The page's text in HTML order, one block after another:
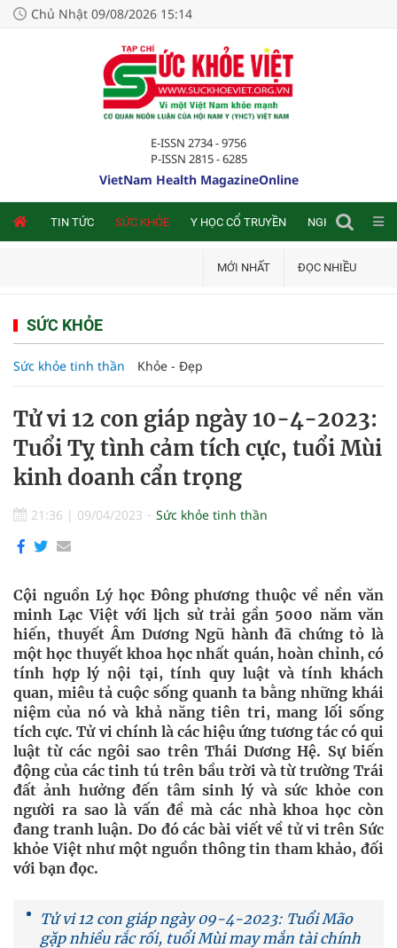
Chủ Nhật 09/08/2026 15:14
E-ISSN 2734 - 9756
P-ISSN 2815 - 6285
VietNam Health MagazineOnline
TIN TỨC SỨC KHỎE Y HỌC CỔ TRUYỀN NGHIÊN CỨU
MỚI NHẤT ĐỌC NHIỀU
SỨC KHỎE
Sức khỏe tinh thần Khỏe - Đẹp
Tử vi 12 con giáp ngày 10-4-2023:
Tuổi Tỵ tình cảm tích cực, tuổi Mùi
kinh doanh cẩn trọng
21:36 | 09/04/2023 Sức khỏe tinh thần
Cội nguồn Lý học Đông phương thuộc về nền văn
minh Lạc Việt với lịch sử trải gần 5000 năm văn
hiến, thuyết Âm Dương Ngũ hành đã chứng tỏ là
một học thuyết khoa học nhất quán, hoàn chỉnh, có
tính hợp lý nội tại, tính quy luật và tính khách
quan, miêu tả cuộc sống quanh ta bằng những khái
niệm của nó và khả năng tiên tri, mang lối sống
tích cực. Tử vi chính là các hiệu ứng tương tác có qui
luật từ các ngôi sao trên Thái Dương Hệ. Sự biến
động của các tinh tú trên bầu trời và từ trường Trái
đất ảnh hưởng đến tâm sinh lý và sức khỏe con
người ra sao là vấn đề mà các nhà khoa học còn
đang tranh luận. Do đó các bài viết về tử vi trên Sức
khỏe Việt như một nguồn thông tin tham khảo, đối
với bạn đọc.
Tử vi 12 con giáp ngày 09-4-2023: Tuổi Mão
gặp nhiều rắc rối, tuổi Mùi may mắn tài chính